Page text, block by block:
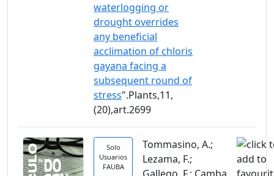
waterlogging or
drought overrides
any beneficial
acclimation of chloris
gayana facing a
subsequent round of
stress".Plants,11,
(20),art.2699
Solo
Usuarios
FAUBA
Tommasino, A.;
Lezama, F.;